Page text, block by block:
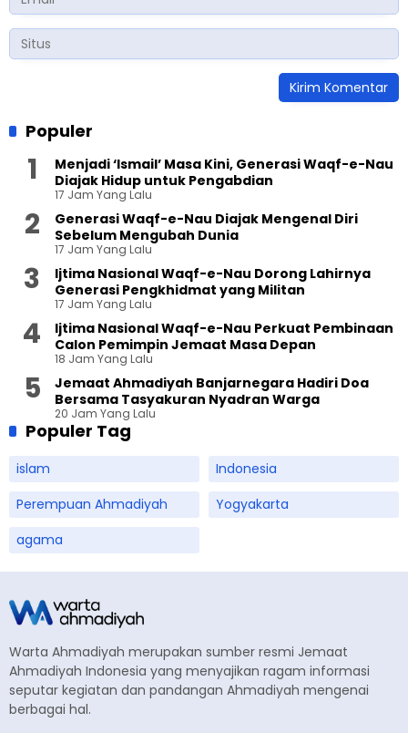
Populer
Menjadi ‘Ismail’ Masa Kini, Generasi Waqf-e-Nau
Diajak Hidup untuk Pengabdian
17 Jam Yang Lalu
Generasi Waqf-e-Nau Diajak Mengenal Diri
Sebelum Mengubah Dunia
17 Jam Yang Lalu
Ijtima Nasional Waqf-e-Nau Dorong Lahirnya
Generasi Pengkhidmat yang Militan
17 Jam Yang Lalu
Ijtima Nasional Waqf-e-Nau Perkuat Pembinaan
Calon Pemimpin Jemaat Masa Depan
18 Jam Yang Lalu
Jemaat Ahmadiyah Banjarnegara Hadiri Doa
Bersama Tasyakuran Nyadran Warga
20 Jam Yang Lalu
Populer Tag
islam
Indonesia
Perempuan Ahmadiyah
Yogyakarta
agama
Warta Ahmadiyah merupakan sumber resmi Jemaat
Ahmadiyah Indonesia yang menyajikan ragam informasi
seputar kegiatan dan pandangan Ahmadiyah mengenai
berbagai hal.